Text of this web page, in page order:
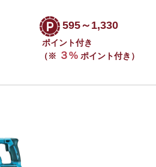
595～1,330
ポイント付き
（※ ３%ポイント付き）